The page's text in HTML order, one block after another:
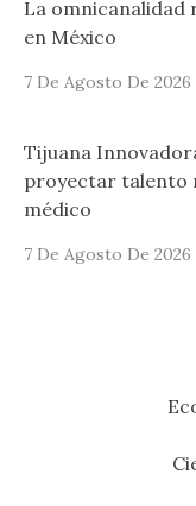
La omnicanalidad
en México
7 De Agosto De 2026
Tijuana
proyectar talento
médico
7 De Agosto De 2026